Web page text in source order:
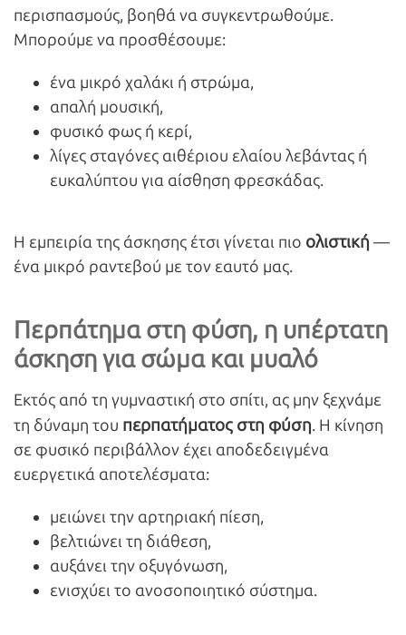
περισπασμούς, βοηθά να συγκεντρωθούμε.
Μπορούμε να προσθέσουμε:
ένα μικρό χαλάκι ή στρώμα,
απαλή μουσική,
φυσικό φως ή κερί,
λίγες σταγόνες αιθέριου ελαίου λεβάντας ή
ευκαλύπτου για αίσθηση φρεσκάδας.
Η εμπειρία της άσκησης έτσι γίνεται πιο ολιστική —
ένα μικρό ραντεβού με τον εαυτό μας.
Περπάτημα στη φύση, η υπέρτατη
άσκηση για σώμα και μυαλό
Εκτός από τη γυμναστική στο σπίτι, ας μην ξεχνάμε
τη δύναμη του περπατήματος στη φύση. Η κίνηση
σε φυσικό περιβάλλον έχει αποδεδειγμένα
ευεργετικά αποτελέσματα:
μειώνει την αρτηριακή πίεση,
βελτιώνει τη διάθεση,
αυξάνει την οξυγόνωση,
ενισχύει το ανοσοποιητικό σύστημα.